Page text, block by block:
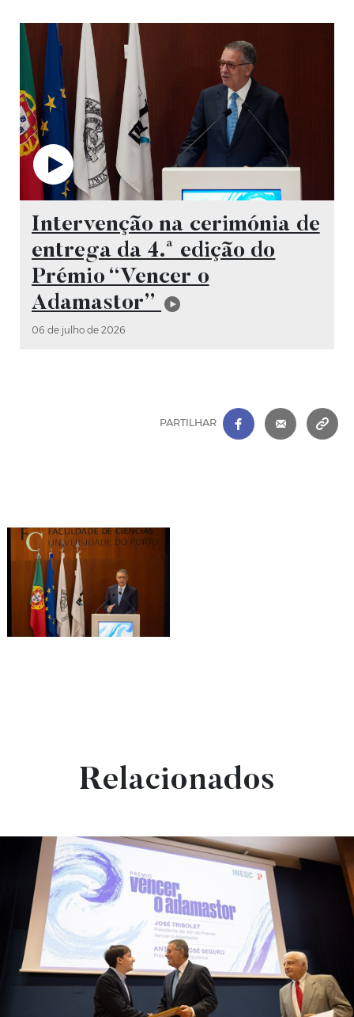
Vídeo
Intervenção na cerimónia de
entrega da 4.ª edição do
Prémio “Vencer o
Adamastor”
06 de julho de 2026
PARTILHAR
FACEBOOK
Relacionados